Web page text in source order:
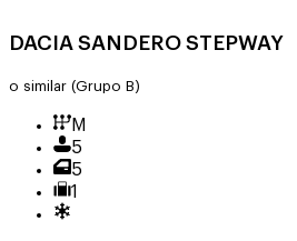
DACIA SANDERO STEPWAY
o similar (Grupo B)
M
5
5
1